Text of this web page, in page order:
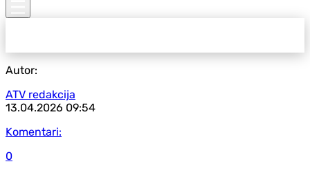
Autor:
ATV redakcija
13.04.2026 09:54
Komentari:
0